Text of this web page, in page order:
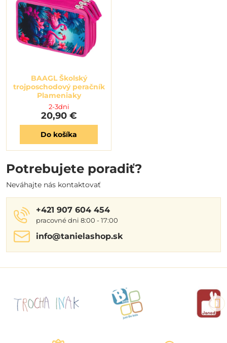
BAAGL Školský
trojposchodový peračník
Plameniaky
2-3dni
20,90 €
Do košíka
Potrebujete poradiť?
Neváhajte nás kontaktovať
+421 907 604 454
pracovné dni 8:00 - 17:00
info​@tanielashop​.sk